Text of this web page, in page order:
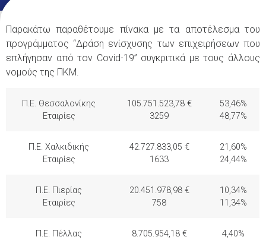
Παρακάτω παραθέτουμε πίνακα με τα αποτέλεσμα του
προγράμματος “Δράση ενίσχυσης των επιχειρήσεων που
επλήγησαν από τον Covid-19” συγκριτικά με τους άλλους
νομούς της ΠΚΜ.
Π.Ε. Θεσσαλονίκης
Εταιρίες
105.751.523,78 €
3259
53,46%
48,77%
Π.Ε. Χαλκιδικής
Εταιρίες
42.727.833,05 €
1633
21,60%
24,44%
Π.Ε. Πιερίας
Εταιρίες
20.451.978,98 €
758
10,34%
11,34%
Π.Ε. Πέλλας
8.705.954,18 €
4,40%